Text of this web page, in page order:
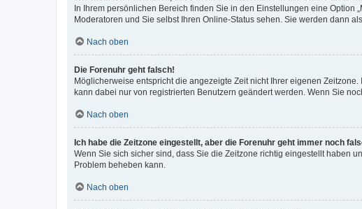
In Ihrem persönlichen Bereich finden Sie in den Einstellungen eine Option
Moderatoren und Sie selbst Ihren Online-Status sehen. Sie werden dann
Nach oben
Die Forenuhr geht falsch!
Möglicherweise entspricht die angezeigte Zeit nicht Ihrer eigenen
kann dabei nur von registrierten Benutzern geändert werden. Wenn Sie
Nach oben
Ich habe die Zeitzone eingestellt, aber die Forenuhr geht immer noch
Wenn Sie sich sicher sind, dass Sie die Zeitzone richtig eingestellt haben
Problem beheben kann.
Nach oben